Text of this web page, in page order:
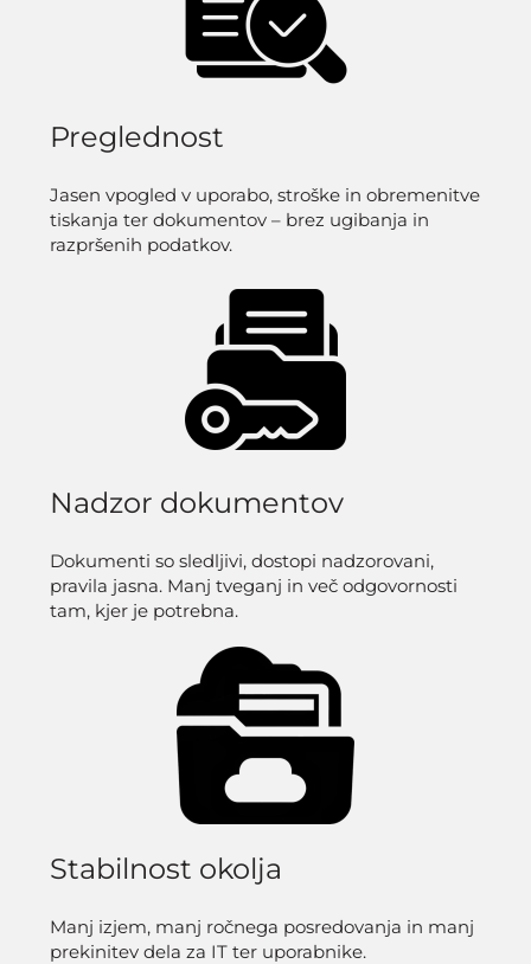
Preglednost
Jasen vpogled v uporabo, stroške in obremenitve
tiskanja ter dokumentov – brez ugibanja in
razpršenih podatkov.
Nadzor dokumentov
Dokumenti so sledljivi, dostopi nadzorovani,
pravila jasna. Manj tveganj in več odgovornosti
tam, kjer je potrebna.
Stabilnost okolja
Manj izjem, manj ročnega posredovanja in manj
prekinitev dela za IT ter uporabnike.